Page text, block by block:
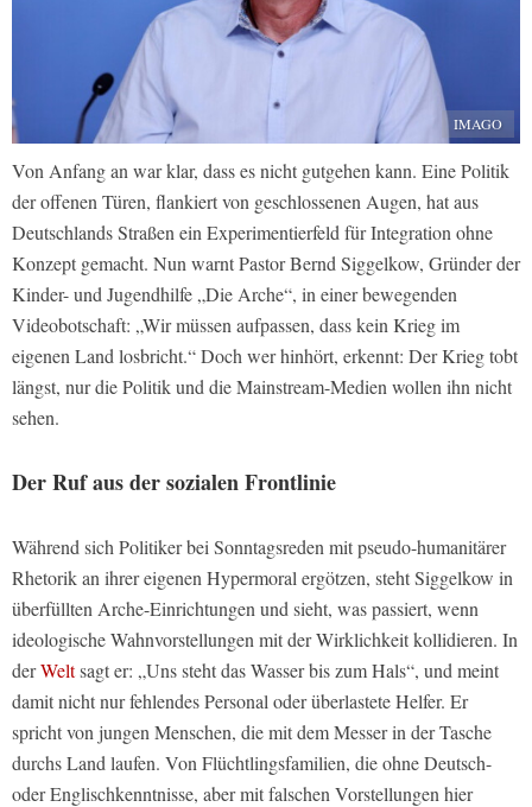
IMAGO
Von Anfang an war klar, dass es nicht gutgehen kann. Eine Politik
der offenen Türen, flankiert von geschlossenen Augen, hat aus
Deutschlands Straßen ein Experimentierfeld für Integration ohne
Konzept gemacht. Nun warnt Pastor Bernd Siggelkow, Gründer der
Kinder- und Jugendhilfe „Die Arche“, in einer bewegenden
Videobotschaft: „Wir müssen aufpassen, dass kein Krieg im
eigenen Land losbricht.“ Doch wer hinhört, erkennt: Der Krieg tobt
längst, nur die Politik und die Mainstream-Medien wollen ihn nicht
sehen.
Der Ruf aus der sozialen Frontlinie
Während sich Politiker bei Sonntagsreden mit pseudo-humanitärer
Rhetorik an ihrer eigenen Hypermoral ergötzen, steht Siggelkow in
überfüllten Arche-Einrichtungen und sieht, was passiert, wenn
ideologische Wahnvorstellungen mit der Wirklichkeit kollidieren. In
derWeltsagt er: „Uns steht das Wasser bis zum Hals“, und meint
damit nicht nur fehlendes Personal oder überlastete Helfer. Er
spricht von jungen Menschen, die mit dem Messer in der Tasche
durchs Land laufen. Von Flüchtlingsfamilien, die ohne Deutsch-
oder Englischkenntnisse, aber mit falschen Vorstellungen hier